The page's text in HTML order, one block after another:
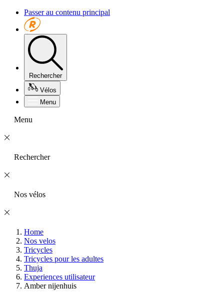
Passer au contenu principal
Rechercher
Vélos
Menu
Menu
Rechercher
Nos vélos
Home
Nos velos
Tricycles
Tricycles pour les adultes
Thuja
Experiences utilisateur
Amber nijenhuis